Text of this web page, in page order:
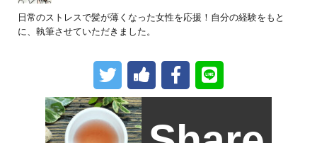
日常のストレスで髪が薄くなった女性を応援！自分の経験をもと
に、執筆させていただきました。